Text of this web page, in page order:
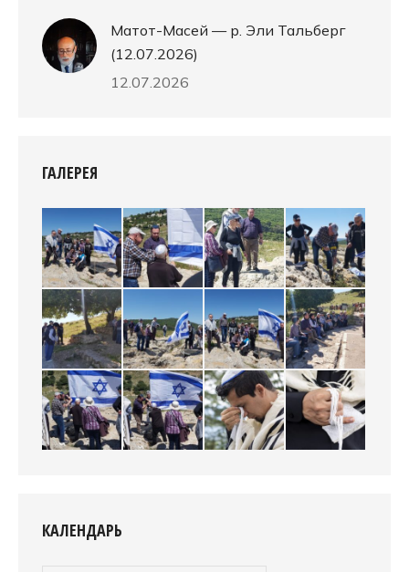
Матот-Масей — р. Эли Тальберг
(12.07.2026)
12.07.2026
ГАЛЕРЕЯ
КАЛЕНДАРЬ